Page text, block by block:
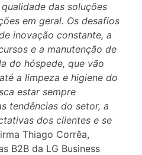
das soluções
em geral. Os desafios
inovação constante, a
e a manutenção de
do hóspede, que vão
a limpeza e higiene do
estar sempre
tendências do setor, a
dos clientes e se
Thiago Corrêa,
B2B da LG Business